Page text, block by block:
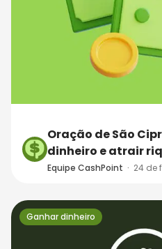
Oração de São
dinheiro e atrair
Equipe CashPoint · 24 de
Ganhar dinheiro